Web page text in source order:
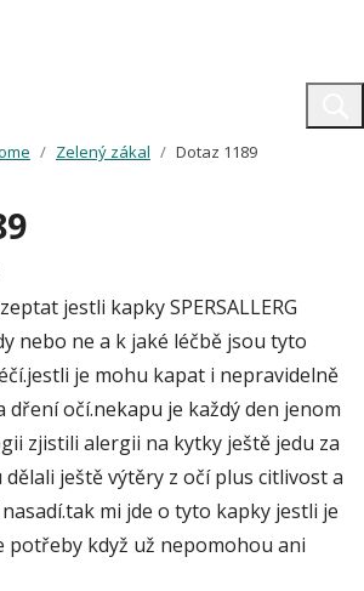
Zelený zákal Dotaz 1189
jestli kapky SPERSALLERG
nebo ne a k jaké léčbě jsou tyto
je mohu kapat i nepravidelně
dření očí.nekapu je každý den jenom
zjistili alergii na kytky ještě jedu za
ještě výtěry z očí plus citlivost a
mi jde o tyto kapky jestli je
potřeby když už nepomohou ani